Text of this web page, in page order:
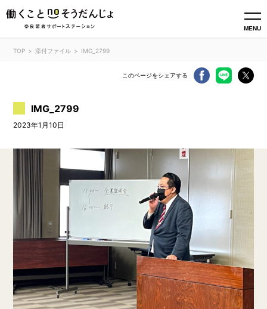
MENU
TOP 添付ファイル IMG_2799
このページをシェアする
IMG_2799
2023年1月10日